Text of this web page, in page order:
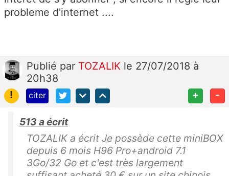
probleme d'internet ....
Publié par TOZALIK le 27/07/2018 à
20h38
!
citer + -
513 a écrit
TOZALIK a écrit Je possède cette miniBOX
depuis 6 mois H96 Pro+android 7.1
3Go/32 Go et c'est très largement